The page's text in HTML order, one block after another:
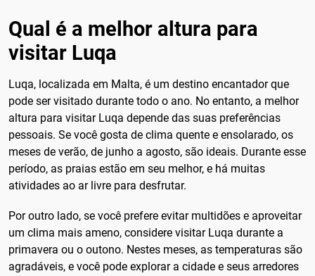
Qual é a melhor altura para
visitar Luqa
Luqa, localizada em Malta, é um destino encantador que
pode ser visitado durante todo o ano. No entanto, a melhor
altura para visitar Luqa depende das suas preferências
pessoais. Se você gosta de clima quente e ensolarado, os
meses de verão, de junho a agosto, são ideais. Durante esse
período, as praias estão em seu melhor, e há muitas
atividades ao ar livre para desfrutar.
Por outro lado, se você prefere evitar multidões e aproveitar
um clima mais ameno, considere visitar Luqa durante a
primavera ou o outono. Nestes meses, as temperaturas são
agradáveis, e você pode explorar a cidade e seus arredores